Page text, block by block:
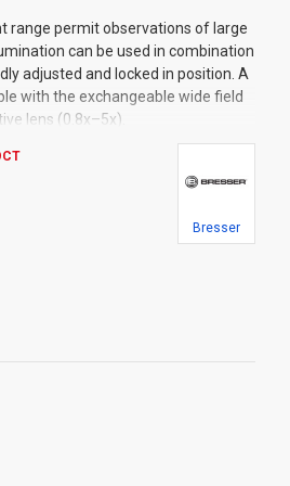
range permit observations of large
can be used in combination
adjusted and locked in position. A
with the exchangeable wide field
lens (0.8x–5x).
adjusted individually. The
two 45° inclined eyepiece tubes
or mains adapter (both included).
Bresser